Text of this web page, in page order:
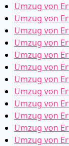
Umzug von
Umzug von
Umzug von
Umzug von
Umzug von
Umzug von
Umzug von
Umzug von
Umzug von
Umzug von
Umzug von
Umzug von